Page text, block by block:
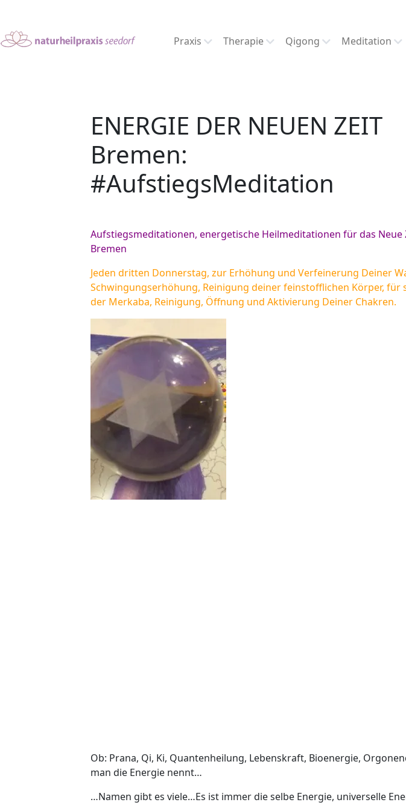
Praxis Therapie Qigong Meditation
ENERGIE DER NEUEN ZEIT
Bremen:
#AufstiegsMeditation
Aufstiegsmeditationen, energetische Heilmeditationen für das Neue
Bremen
Jeden dritten Donnerstag, zur Erhöhung und Verfeinerung Deiner
Schwingungserhöhung, Reinigung deiner feinstofflichen Körper, für
der Merkaba, Reinigung, Öffnung und Aktivierung Deiner Chakren.
Ob: Prana, Qi, Ki, Quantenheilung, Lebenskraft, Bioenergie,
man die Energie nennt…
…Namen gibt es viele…Es ist immer die selbe Energie, universelle